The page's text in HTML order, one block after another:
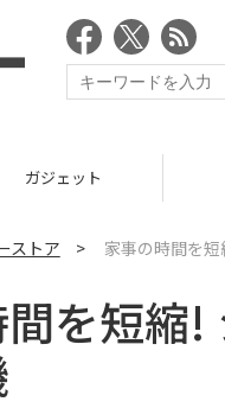
ガジェット
ストア > 家事の時間を
を短縮